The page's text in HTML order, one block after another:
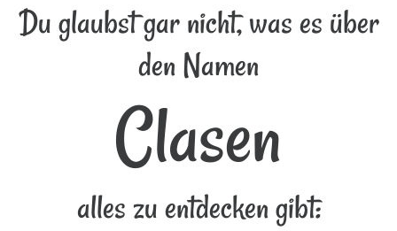
Du glaubst gar nicht, was es über
den Namen
Clasen
alles zu entdecken gibt: